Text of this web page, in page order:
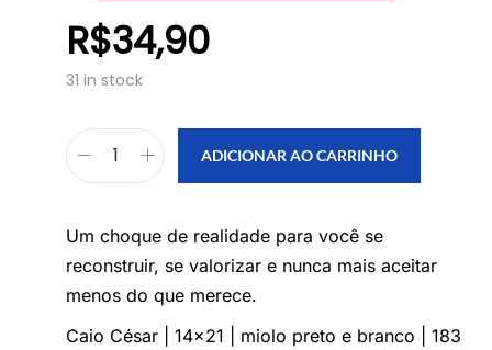
R$34,90
31 in stock
ADICIONAR AO CARRINHO
Um choque de realidade para você se
reconstruir, se valorizar e nunca mais aceitar
menos do que merece.
Caio César | 14×21 | miolo preto e branco | 183